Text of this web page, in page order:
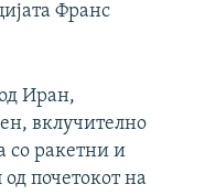
Франс
Иран,
вклучително
со ракетни и
почетокот на